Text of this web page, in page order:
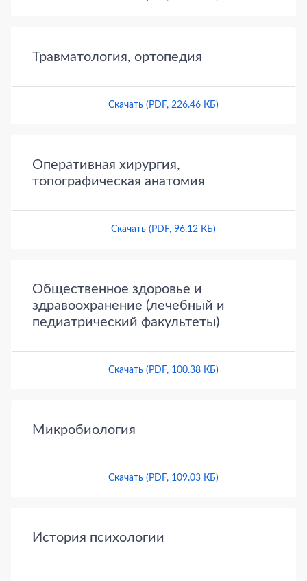
Травматология, ортопедия
Скачать (PDF, 226.46 КБ)
Оперативная хирургия,
топографическая анатомия
Скачать (PDF, 96.12 КБ)
Общественное здоровье и
здравоохранение (лечебный и
педиатрический факультеты)
Скачать (PDF, 100.38 КБ)
Микробиология
Скачать (PDF, 109.03 КБ)
История психологии